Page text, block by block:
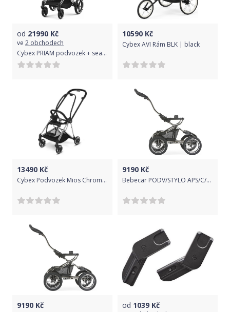
od 21990 Kč
ve 2 obchodech
Cybex PRIAM podvozek + seat Chrome Brown | chrome 2022
10590 Kč
Cybex AVI Rám BLK | black
13490 Kč
Cybex Podvozek Mios Chrome Black+Seat 2019-20
9190 Kč
Bebecar PODV/STYLO APS/C/BL Stylo APS A808
9190 Kč od 1039 Kč